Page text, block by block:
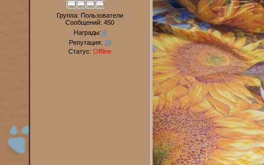
Группа: Пользователи
Сообщений: 450
Награды: 0
Репутация: 16
Статус: Offline